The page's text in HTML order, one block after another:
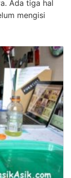
Ada tiga hal
mengisi